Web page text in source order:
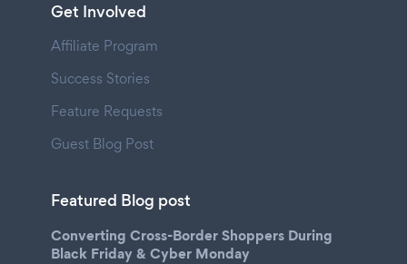
Get Involved
Affiliate Program
Success Stories
Feature Requests
Guest Blog Post
Featured Blog post
Converting Cross-Border Shoppers During
Black Friday & Cyber Monday